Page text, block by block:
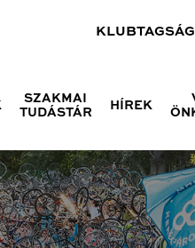
KLUBTAGSÁG
SZAKMAI
TUDÁSTÁR
HÍREK